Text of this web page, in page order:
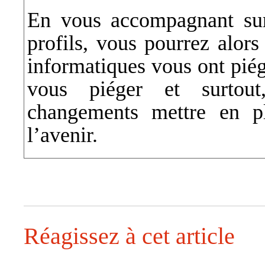
En vous accompagnant
profils, vous pourrez
informatiques vous ont
vous piéger et
changements mettre en
l’avenir.
Réagissez à cet article